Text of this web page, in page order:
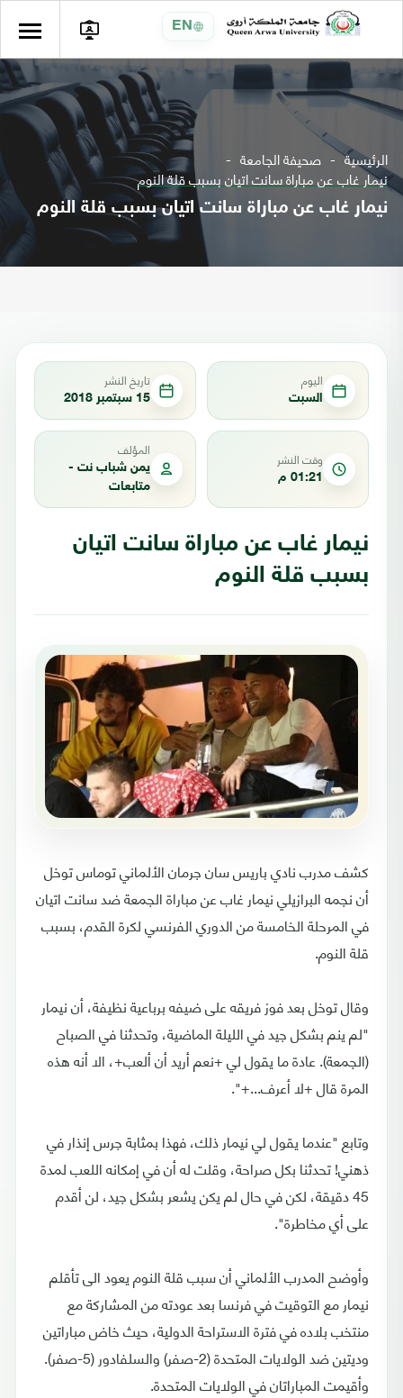
EN
الرئيسية صحيفة الجامعة
نيمار غاب عن مباراة سانت اتيان بسبب قلة النوم
نيمار غاب عن مباراة سانت اتيان بسبب قلة النوم
اليوم
السبت
تاريخ النشر
15 سبتمبر 2018
وقت النشر
01:21 م
المؤلف
يمن شباب نت -
متابعات
نيمار غاب عن مباراة سانت اتيان
بسبب قلة النوم
كشف مدرب نادي باريس سان جرمان الألماني توماس توخل
أن نجمه البرازيلي نيمار غاب عن مباراة الجمعة ضد سانت اتيان
في المرحلة الخامسة من الدوري الفرنسي لكرة القدم، بسبب
قلة النوم.
وقال توخل بعد فوز فريقه على ضيفه برباعية نظيفة، أن نيمار
"لم ينم بشكل جيد في الليلة الماضية، وتحدثنا في الصباح
(الجمعة). عادة ما يقول لي +نعم أريد أن ألعب+، الا أنه هذه
المرة قال +لا أعرف...+".
وتابع "عندما يقول لي نيمار ذلك، فهذا بمثابة جرس إنذار في
ذهني! تحدثنا بكل صراحة، وقلت له أن في إمكانه اللعب لمدة
45 دقيقة، لكن في حال لم يكن يشعر بشكل جيد، لن أقدم
على أي مخاطرة".
وأوضح المدرب الألماني أن سبب قلة النوم يعود الى تأقلم
نيمار مع التوقيت في فرنسا بعد عودته من المشاركة مع
منتخب بلاده في فترة الاستراحة الدولية، حيث خاض مباراتين
وديتين ضد الولايات المتحدة (2-صفر) والسلفادور (5-صفر).
وأقيمت المباراتان في الولايات المتحدة.